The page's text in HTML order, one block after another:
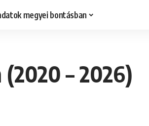
megyei bontásban
(2020 – 2026)